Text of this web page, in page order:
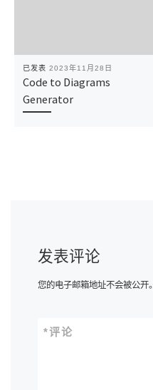
已发表 2023年11月28日
Code to Diagrams
Generator
发表评论
您的电子邮箱地址不会被公开。
评论
*